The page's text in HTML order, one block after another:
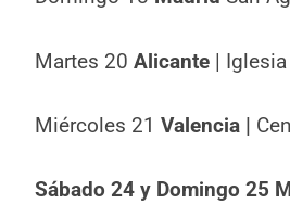
Martes 20 Alicante | Iglesia
Miércoles 21 Valencia |
Sábado 24 y Domingo 25